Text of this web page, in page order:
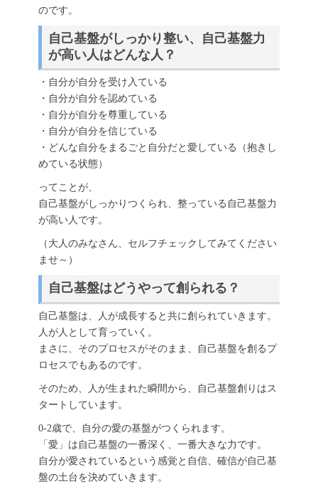
のです。
自己基盤がしっかり整い、自己基盤力
が高い人はどんな人？
・自分が自分を受け入ている
・自分が自分を認めている
・自分が自分を尊重している
・自分が自分を信じている
・どんな自分をまるごと自分だと愛している（抱きし
めている状態）
ってことが、
自己基盤がしっかりつくられ、整っている自己基盤力
が高い人です。
（大人のみなさん、セルフチェックしてみてください
ませ～）
自己基盤はどうやって創られる？
自己基盤は、人が成長すると共に創られていきます。
人が人として育っていく。
まさに、そのプロセスがそのまま、自己基盤を創るプ
ロセスでもあるのです。
そのため、人が生まれた瞬間から、自己基盤創りはス
タートしています。
0-2歳で、自分の愛の基盤がつくられます。
「愛」は自己基盤の一番深く、一番大きな力です。
自分が愛されているという感覚と自信、確信が自己基
盤の土台を決めていきます。